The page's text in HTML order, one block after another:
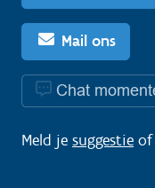
Mail ons
Chat
Meld je suggestie of